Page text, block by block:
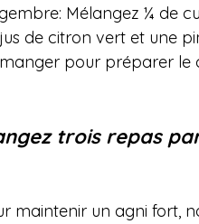
Mélangez ¼ de
de citron vert et une
pour préparer le
trois repas
maintenir un agni fort,